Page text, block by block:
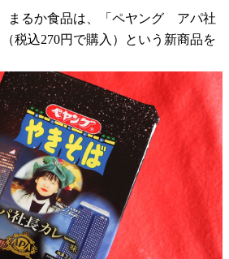
まるか食品は、「ペヤング アパ社
税込270円で購入）という新商品を